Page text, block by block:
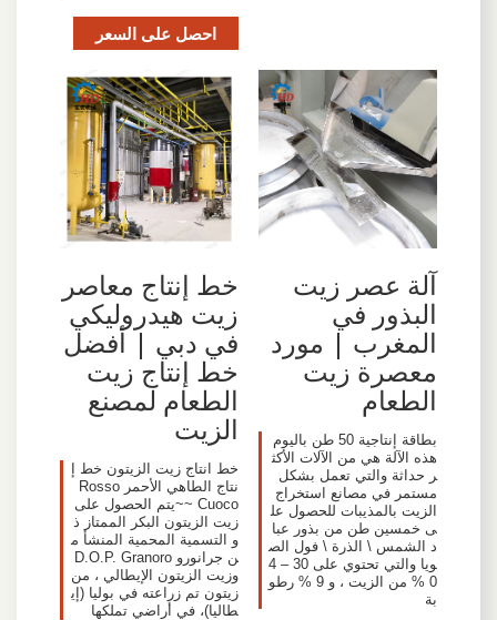
احصل على السعر
آلة عصر زيت
البذور في
المغرب | مورد
معصرة زيت
الطعام
بطاقة إنتاجية 50 طن باليوم
هذه الآلة هي من الآلات الأكث
ر حداثة والتي تعمل بشكل
مستمر في مصانع استخراج
الزيت بالمذيبات للحصول عل
ى خمسين طن من بذور عبا
د الشمس \ الذرة \ فول الص
ويا والتي تحتوي على 30 – 4
0 % من الزيت ، و 9 % رطو
بة
خط إنتاج معاصر
زيت هيدروليكي
في دبي | أفضل
خط إنتاج زيت
الطعام لمصنع
الزيت
خط انتاج زيت الزيتون خط إ
نتاج الطاهي الأحمر Rosso
Cuoco ~~يتم الحصول على
زيت الزيتون البكر الممتاز ذ
و التسمية المحمية المنشأ م
ن جرانورو D.O.P. Granoro
وزيت الزيتون الإيطالي ، من
زيتون تم زراعته في بوليا (إي
طاليا)، في أراضي تملكها